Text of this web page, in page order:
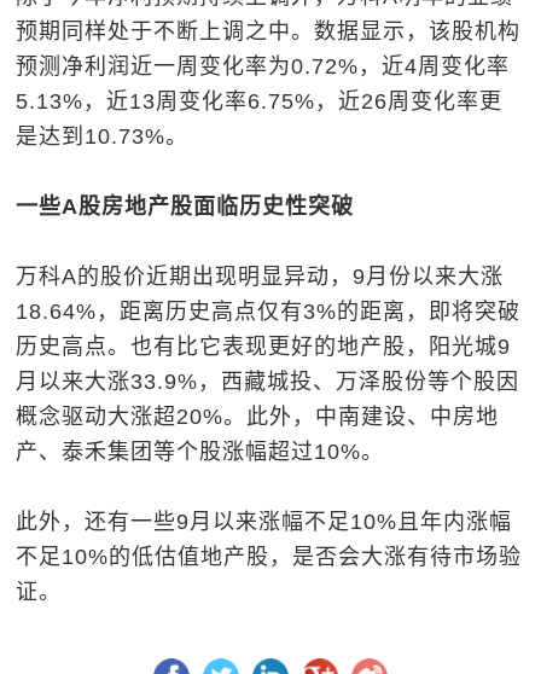
预期同样处于不断上调之中。数据显示，该股机构
预测净利润近一周变化率为0.72%，近4周变化率
5.13%，近13周变化率6.75%，近26周变化率更
是达到10.73%。
一些A股房地产股面临历史性突破
万科A的股价近期出现明显异动，9月份以来大涨
18.64%，距离历史高点仅有3%的距离，即将突破
历史高点。也有比它表现更好的地产股，阳光城9
月以来大涨33.9%，西藏城投、万泽股份等个股因
概念驱动大涨超20%。此外，中南建设、中房地
产、泰禾集团等个股涨幅超过10%。
此外，还有一些9月以来涨幅不足10%且年内涨幅
不足10%的低估值地产股，是否会大涨有待市场验
证。